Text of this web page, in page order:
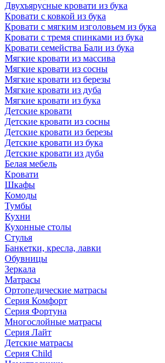
Двухъярусные кровати из бука
Кровати с ковкой из бука
Кровати с мягким изголовьем из бука
Кровати с тремя спинками из бука
Кровати семейства Бали из бука
Мягкие кровати из массива
Мягкие кровати из сосны
Мягкие кровати из березы
Мягкие кровати из дуба
Мягкие кровати из бука
Детские кровати
Детские кровати из сосны
Детские кровати из березы
Детские кровати из бука
Детские кровати из дуба
Белая мебель
Кровати
Шкафы
Комоды
Тумбы
Кухни
Кухонные столы
Стулья
Банкетки, кресла, лавки
Обувницы
Зеркала
Матрасы
Ортопедические матрасы
Серия Комфорт
Серия Фортуна
Многослойные матрасы
Серия Лайт
Детские матрасы
Серия Child